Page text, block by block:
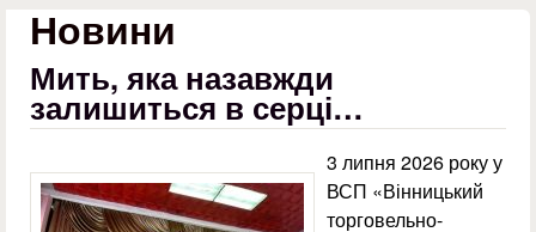
Новини
Мить, яка назавжди
залишиться в серці…
3 липня 2026 року у
ВСП «Вінницький
торговельно-